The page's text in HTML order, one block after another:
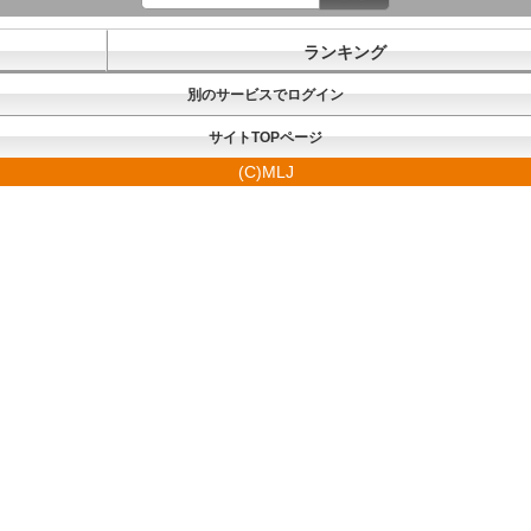
ランキング
別のサービスでログイン
サイトTOPページ
(C)MLJ